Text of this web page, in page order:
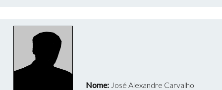
Nome: José Alexandre Carvalho